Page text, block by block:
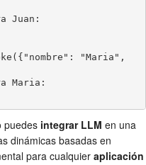
Juan:
"Maria",
Maria:
puedes integrar LLM en una
dinámicas basadas en
para cualquier aplicación